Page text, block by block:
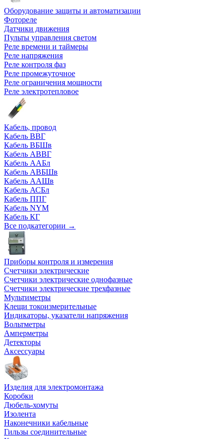
Оборудование защиты и автоматизации
Фотореле
Датчики движения
Пульты управления светом
Реле времени и таймеры
Реле напряжения
Реле контроля фаз
Реле промежуточное
Реле ограничения мощности
Реле электротепловое
Кабель, провод
Кабель ВВГ
Кабель ВБШв
Кабель АВВГ
Кабель ААБл
Кабель АВБШв
Кабель ААШв
Кабель АСБл
Кабель ППГ
Кабель NYM
Кабель КГ
Все подкатегории →
Приборы контроля и измерения
Счетчики электрические
Счетчики электрические однофазные
Счетчики электрические трехфазные
Мультиметры
Клещи токоизмерительные
Индикаторы, указатели напряжения
Вольтметры
Амперметры
Детекторы
Аксессуары
Изделия для электромонтажа
Коробки
Дюбель-хомуты
Изолента
Наконечники кабельные
Гильзы соединительные